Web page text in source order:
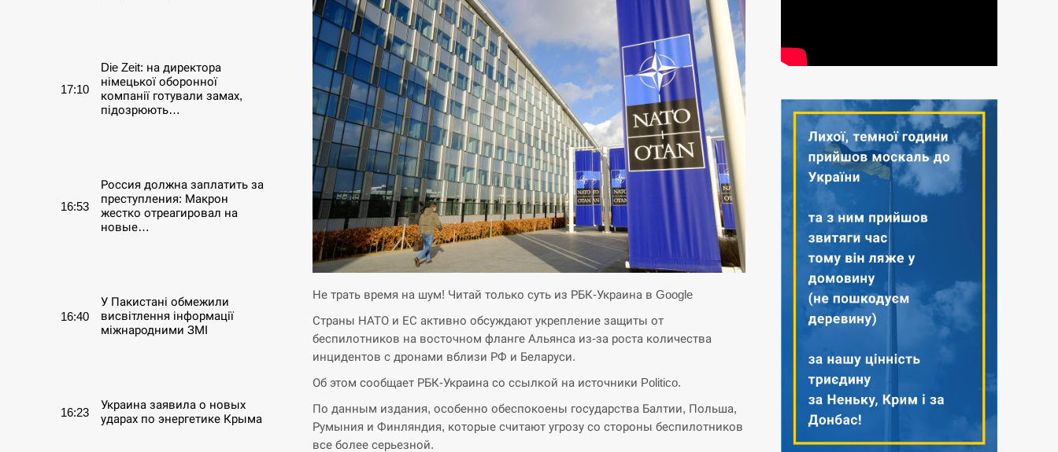
17:10
Die Zeit: на директора
німецької оборонної
компанії готували замах,
підозрюють…
16:53
Россия должна заплатить за
преступления: Макрон
жестко отреагировал на
новые…
16:40
У Пакистані обмежили
висвітлення інформації
міжнародними ЗМІ
16:23
Украина заявила о новых
ударах по энергетике Крыма
Не трать время на шум! Читай только суть из РБК-Украина в Google
Страны НАТО и ЕС активно обсуждают укрепление защиты от
беспилотников на восточном фланге Альянса из-за роста количества
инцидентов с дронами вблизи РФ и Беларуси.
Об этом сообщает РБК-Украина со ссылкой на источники Politico.
По данным издания, особенно обеспокоены государства Балтии, Польша,
Румыния и Финляндия, которые считают угрозу со стороны беспилотников
все более серьезной.